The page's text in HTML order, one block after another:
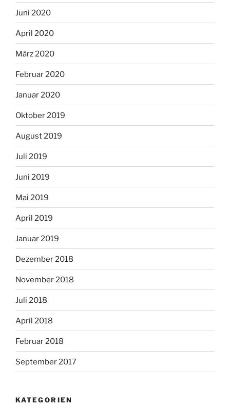
Juni 2020
April 2020
März 2020
Februar 2020
Januar 2020
Oktober 2019
August 2019
Juli 2019
Juni 2019
Mai 2019
April 2019
Januar 2019
Dezember 2018
November 2018
Juli 2018
April 2018
Februar 2018
September 2017
KATEGORIEN